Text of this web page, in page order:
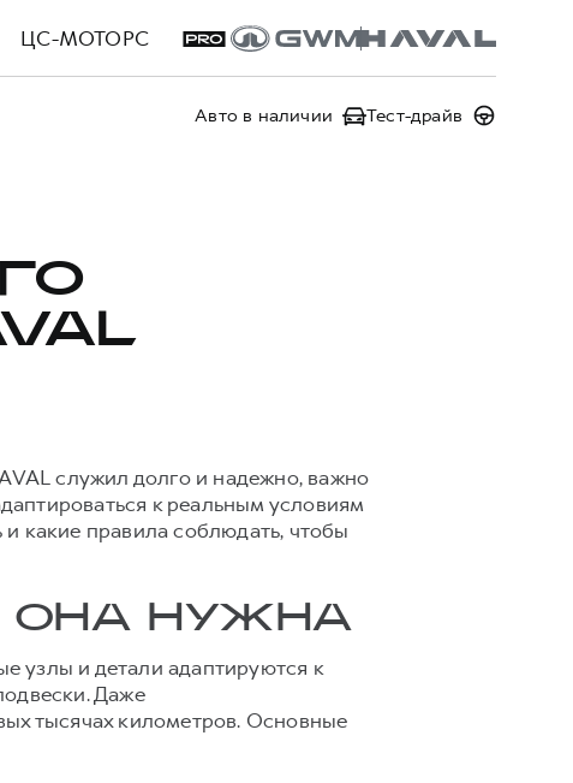
ЦС-МОТОРС
Авто в наличии Тест-драйв
служил долго и надежно, важно
к реальным условиям
и какие правила соблюдать, чтобы
ОНА НУЖНА
узлы и детали адаптируются к
Даже
тысячах километров. Основные